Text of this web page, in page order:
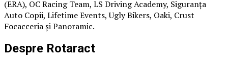
(ERA), OC Racing Team, LS Driving Academy, Siguranța
Auto Copii, Lifetime Events, Ugly Bikers, Oaki, Crust
Focacceria și Panoramic.
Despre Rotaract